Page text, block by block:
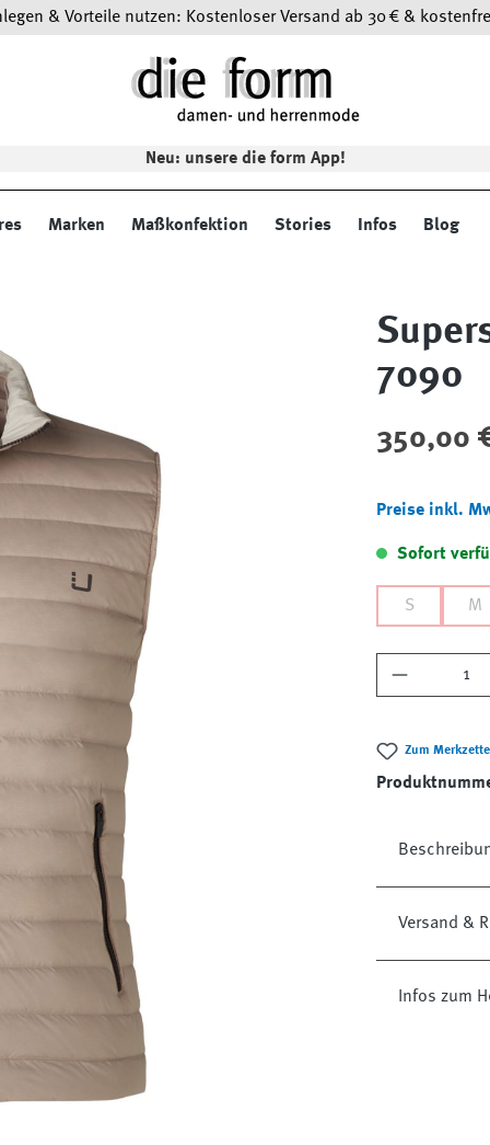
& Vorteile nutzen: Kostenloser Versand ab 30 € &
Neu: unsere die form App!
Marken Maßkonfektion Stories Infos Blog
7090
Regulärer
350,00
Preise inkl.
Sofort
S M
Produkt
Zum
Versand &
Infos zum